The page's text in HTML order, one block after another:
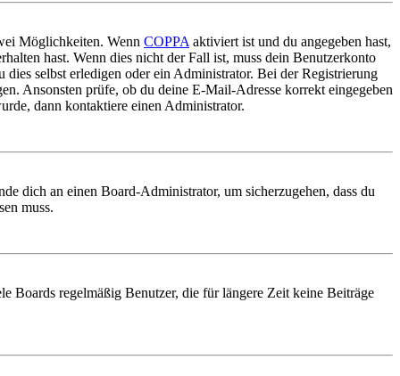
Möglichkeiten. Wenn COPPA aktiviert ist und du angegeben hast,
hast. Wenn dies nicht der Fall ist, muss dein Benutzerkonto
selbst erledigen oder ein Administrator. Bei der Registrierung
Ansonsten prüfe, ob du deine E-Mail-Adresse korrekt eingegeben
dann kontaktiere einen Administrator.
dich an einen Board-Administrator, um sicherzugehen, dass du
muss.
Boards regelmäßig Benutzer, die für längere Zeit keine Beiträge